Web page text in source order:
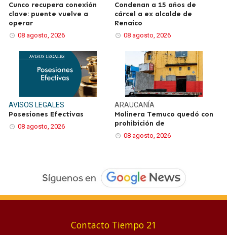
Cunco recupera conexión
clave: puente vuelve a
operar
08 agosto, 2026
Condenan a 15 años de
cárcel a ex alcalde de
Renaico
08 agosto, 2026
AVISOS LEGALES
Posesiones Efectivas
08 agosto, 2026
ARAUCANÍA
Molinera Temuco quedó con
prohibición de
08 agosto, 2026
Contacto Tiempo 21